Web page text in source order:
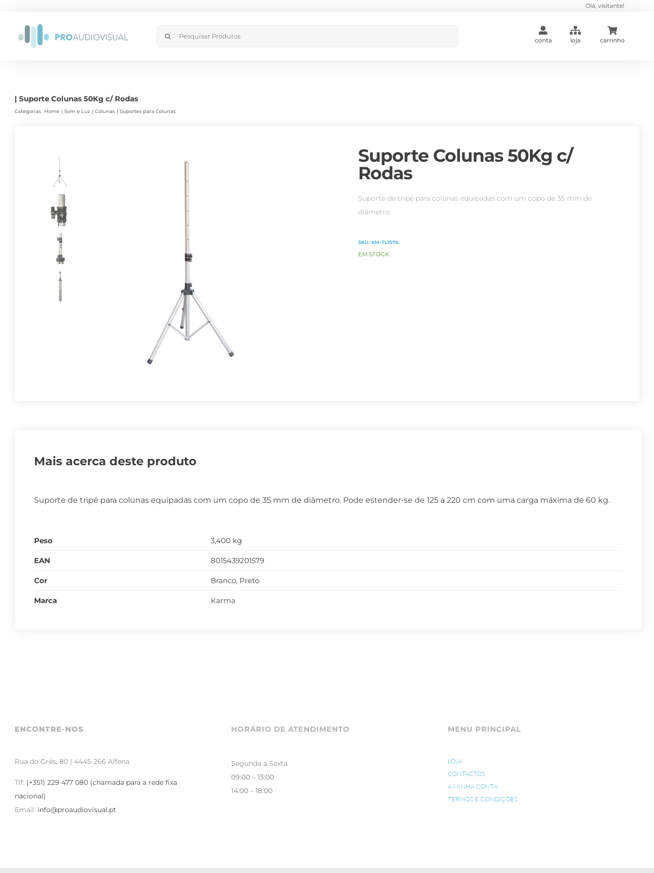
content
Olá, visitante!
Search
conta loja carrinho
| Suporte Colunas 50Kg c/ Rodas
Categorias: Home Som e Luz Colunas Suportes para Colunas
Suporte Colunas 50Kg c/
Rodas
Suporte de tripé para colunas equipadas com um copo de 35 mm de
diâmetro.
SKU:KM-TL157K
EM STOCK
Mais acerca deste produto
Suporte de tripé para colunas equipadas com um copo de 35 mm de diâmetro. Pode estender-se de 125 a 220 cm com uma carga máxima de 60 kg.
Peso 3,400 kg
EAN 8015439201579
Cor Branco, Preto
Marca Karma
ENCONTRE-NOS
Rua do Grés, 80 | 4445-266 Alfena
Tlf: (+351) 229 477 080 (chamada para a rede fixa
nacional)
Email: info@proaudiovisual.pt
HORÁRIO DE ATENDIMENTO
Segunda a Sexta
09:00 – 13:00
14:00 – 18:00
MENU PRINCIPAL
LOJA
CONTACTOS
A MINHA CONTA
TERMOS E CONDIÇÕES